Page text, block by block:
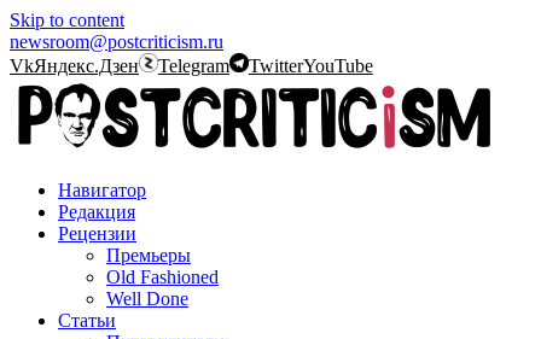
Skip to content
newsroom@postcriticism.ru
VkЯндекс.Дзен Telegram TwitterYouTube
Навигатор
Редакция
Рецензии
Премьеры
Old Fashioned
Well Done
Статьи